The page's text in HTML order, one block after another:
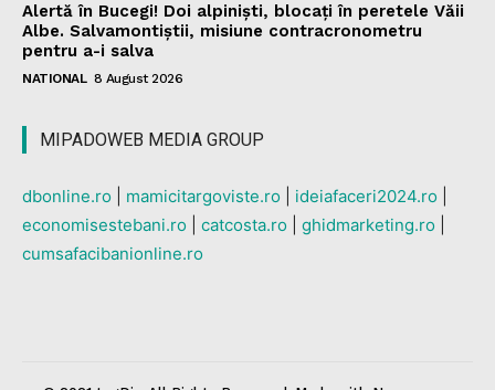
Alertă în Bucegi! Doi alpiniști, blocați în peretele Văii
Albe. Salvamontiștii, misiune contracronometru
pentru a-i salva
NATIONAL 8 August 2026
MIPADOWEB MEDIA GROUP
dbonline.ro mamicitargoviste.ro ideiafaceri2024.ro
economisestebani.ro
catcosta.ro ghidmarketing.ro
cumsafacibanionline.ro